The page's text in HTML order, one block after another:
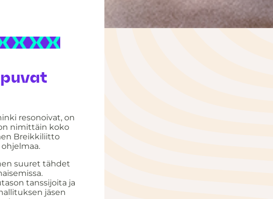
resonoivat, on
nimittäin koko
Breikkiliitto
suuret tähdet
tanssijoita ja
jäsen